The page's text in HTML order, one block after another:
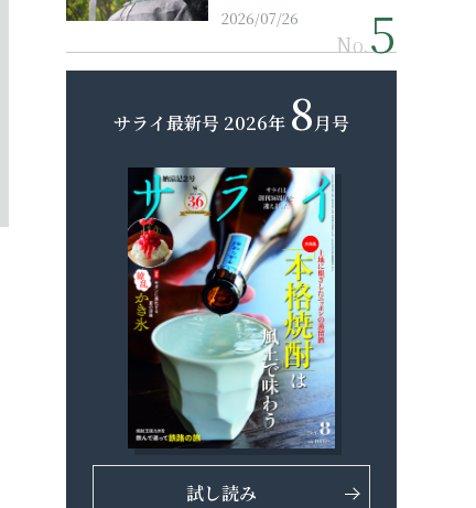
2026/07/26
No.
サライ最新号 2026年 8月号
試し読み